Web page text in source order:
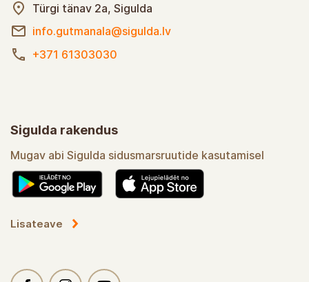
Türgi tänav 2a, Sigulda
info.gutmanala@sigulda.lv
+371 61303030
Sigulda rakendus
Mugav abi Sigulda sidusmarsruutide kasutamisel
Lisateave